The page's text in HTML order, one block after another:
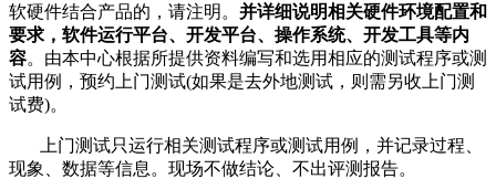
软硬件结合产品的，请注明。 并详细说明相关硬件环境配置和
要求，软件运行平台、开发平台、操作系统、开发工具等内
容。由本中心根据所提供资料编写和选用相应的测试程序或测
试用例，预约上门测试(如果是去外地测试，则需另收上门测
试费)。
上门测试只运行相关测试程序或测试用例，并记录过程、
现象、数据等信息。现场不做结论、不出评测报告。